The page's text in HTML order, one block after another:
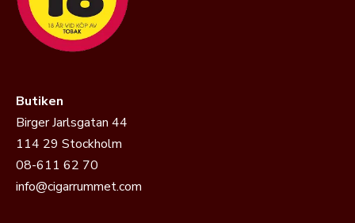
Butiken
Birger Jarlsgatan 44
114 29 Stockholm
08-611 62 70
info@cigarrummet.com